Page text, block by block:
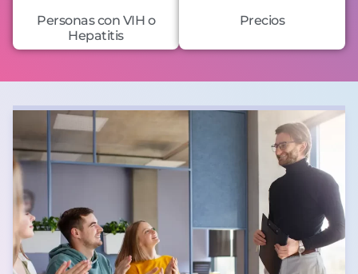
Personas con VIH o
Hepatitis
Precios